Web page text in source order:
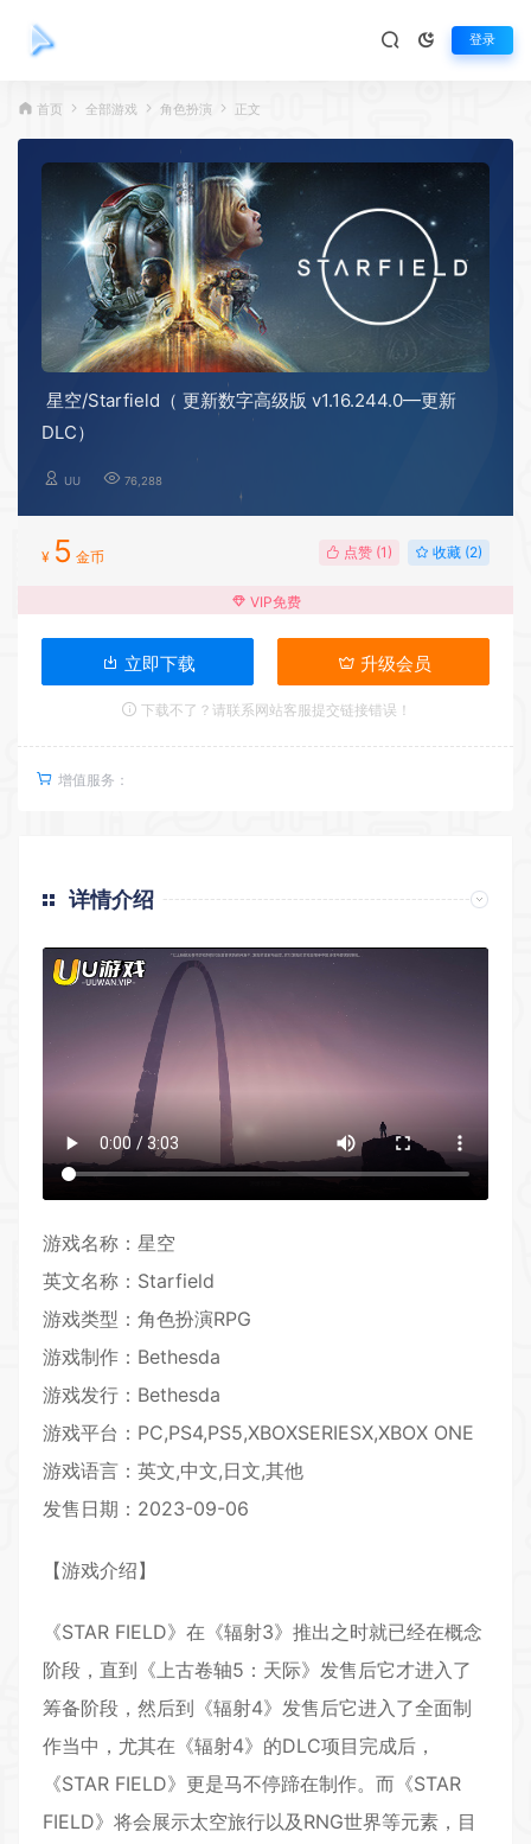
登录
首页 全部游戏 角色扮演 正文
星空/Starfield（ 更新数字高级版 v1.16.244.0—更新
DLC）
UU 76,288
¥ 5 金币 点赞 (1) 收藏 (2)
VIP免费
立即下载 升级会员
下载不了？请联系网站客服提交链接错误！
增值服务：
详情介绍
游戏名称：星空
英文名称：Starfield
游戏类型：角色扮演RPG
游戏制作 ：Bethesda
游戏发行：Bethesda
游戏平台：PC,PS4,PS5,XBOXSERIESX,XBOX ONE
游戏语言：英文,中文,日文,其他
发售日期：2023-09-06
【游戏介绍】
《STAR FIELD》在《辐射3》推出之时就已经在概念
阶段，直到《上古卷轴5：天际》发售后它才进入了
筹备阶段，然后到《辐射4》发售后它进入了全面制
作当中，尤其在《辐射4》的DLC项目完成后，
《STAR FIELD》更是马不停蹄在制作。而《STAR
FIELD》将会展示太空旅行以及RNG世界等元素，目